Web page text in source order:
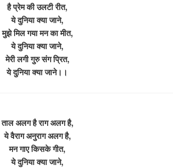
है प्रेम की उलटी रीत,
ये दुनिया क्या जाने,
मुझे मिल गया मन का मीत,
ये दुनिया क्या जाने,
मेरी लगी गुरु संग प्रित,
ये दुनिया क्या जाने।।
ताल अलग है राग अलग है,
ये वैराग अनुराग अलग है,
मन गाए किसके गीत,
ये दुनिया क्या जाने,